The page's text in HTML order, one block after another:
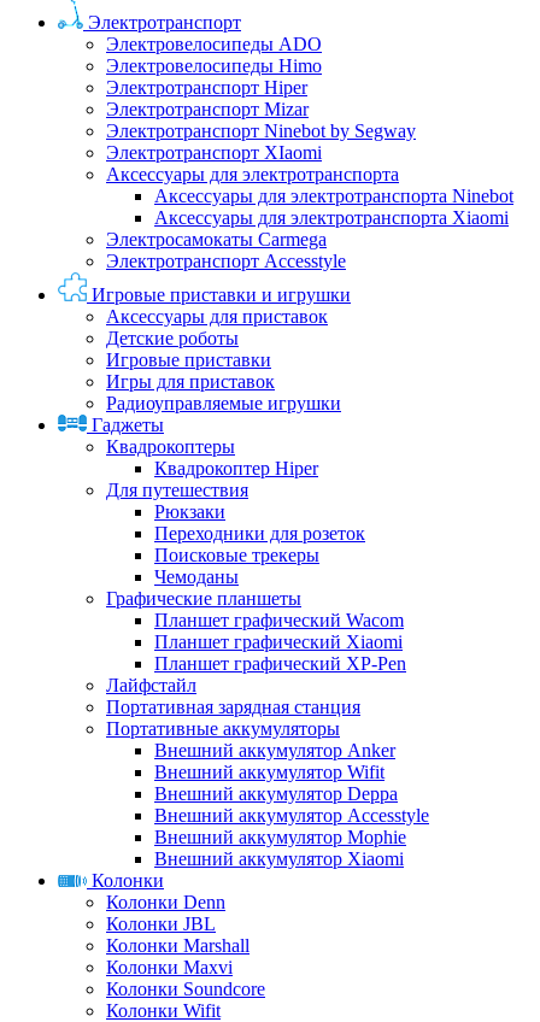
Электротранспорт
Электровелосипеды ADO
Электровелосипеды Himo
Электротранспорт Hiper
Электротранспорт Mizar
Электротранспорт Ninebot by Segway
Электротранспорт XIaomi
Аксессуары для электротранспорта
Аксессуары для электротранспорта Ninebot
Аксессуары для электротранспорта Xiaomi
Электросамокаты Carmega
Электротранспорт Accesstyle
Игровые приставки и игрушки
Аксессуары для приставок
Детские роботы
Игровые приставки
Игры для приставок
Радиоуправляемые игрушки
Гаджеты
Квадрокоптеры
Квадрокоптер Hiper
Для путешествия
Рюкзаки
Переходники для розеток
Поисковые трекеры
Чемоданы
Графические планшеты
Планшет графический Wacom
Планшет графический Xiaomi
Планшет графический XP-Pen
Лайфстайл
Портативная зарядная станция
Портативные аккумуляторы
Внешний аккумулятор Anker
Внешний аккумулятор Wifit
Внешний аккумулятор Deppa
Внешний аккумулятор Accesstyle
Внешний аккумулятор Mophie
Внешний аккумулятор Xiaomi
Колонки
Колонки Denn
Колонки JBL
Колонки Marshall
Колонки Maxvi
Колонки Soundcore
Колонки Wifit